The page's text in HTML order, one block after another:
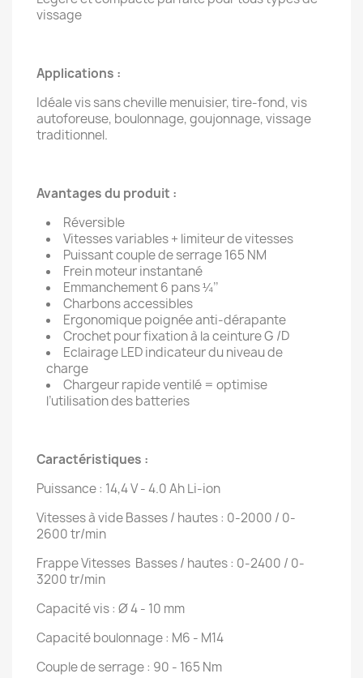
vissage
Applications :
Idéale vis sans cheville menuisier, tire-fond, vis
autoforeuse, boulonnage, goujonnage, vissage
traditionnel.
Avantages du produit :
Réversible
Vitesses variables + limiteur de vitesses
Puissant couple de serrage 165 NM
Frein moteur instantané
Emmanchement 6 pans ¼’’
Charbons accessibles
Ergonomique poignée anti-dérapante
Crochet pour fixation à la ceinture G /D
Eclairage LED indicateur du niveau de
charge
Chargeur rapide ventilé = optimise
l’utilisation des batteries
Caractéristiques :
Puissance : 14,4 V - 4.0 Ah Li-ion
Vitesses à vide Basses / hautes : 0-2000 / 0-
2600 tr/min
Frappe Vitesses Basses / hautes : 0-2400 / 0-
3200 tr/min
Capacité vis : Ø 4 - 10 mm
Capacité boulonnage : M6 - M14
Couple de serrage : 90 - 165 Nm